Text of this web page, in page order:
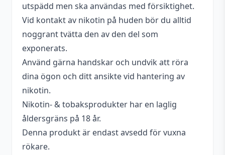
utspädd men ska användas med försiktighet.
Vid kontakt av nikotin på huden bör du alltid
noggrant tvätta den av den del som
exponerats.
Använd gärna handskar och undvik att röra
dina ögon och ditt ansikte vid hantering av
nikotin.
Nikotin- & tobaksprodukter har en laglig
åldersgräns på 18 år.
Denna produkt är endast avsedd för vuxna
rökare.
Antal
Antal ml
10 ml
Tillverkningsland
Serie
Nasty Nicsalts
Typ
Flaskstorlek
Blandning
50VG / 50PG